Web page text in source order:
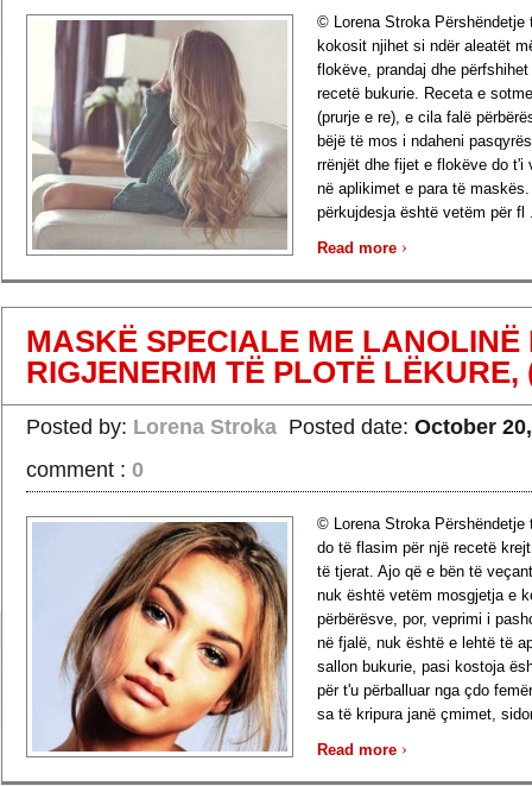
© Lorena Stroka Përshëndetje
kokosit njihet si ndër aleatët
flokëve, prandaj dhe
recetë bukurie. Receta e
(prurje e re), e cila falë
bëjë të mos i ndaheni
rrënjët dhe fijet e flokëve do t'i
në aplikimet e para të
përkujdesja është vetëm për fl
Read more ›
MASKË SPECIALE ME LANOLINË
RIGJENERIM TË PLOTË
Posted by: Lorena Stroka Posted date: October
comment : 0
© Lorena Stroka Përshëndetje
do të flasim për një recetë
të tjerat. Ajo që e bën të
nuk është vetëm mosgjetja e
përbërësve, por, veprimi i
në fjalë, nuk është e lehtë të
sallon bukurie, pasi kostoja
për t'u përballuar nga çdo
sa të kripura janë çmimet,
Read more ›